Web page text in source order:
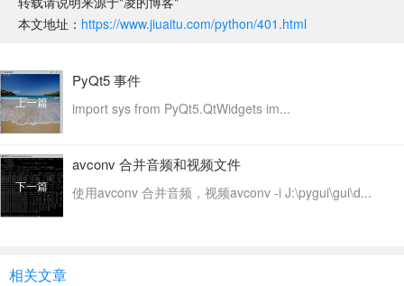
本文地址： https://www.jiuaitu.com/python/401.html
上一篇
PyQt5 事件
import sys from PyQt5.QtWidgets im...
下一篇
avconv 合并音频和视频文件
使用avconv 合并音频，视频avconv -i J:\pygui\gui\d...
相关文章